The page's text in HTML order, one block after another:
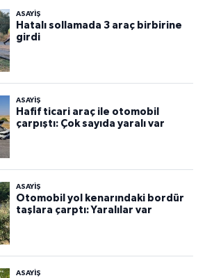
ASAYİŞ
Hatalı sollamada 3 araç birbirine
girdi
ASAYİŞ
Hafif ticari araç ile otomobil
çarpıştı: Çok sayıda yaralı var
ASAYİŞ
Otomobil yol kenarındaki bordür
taşlara çarptı: Yaralılar var
ASAYİŞ